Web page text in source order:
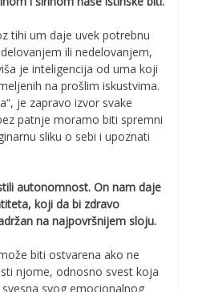
tihi um daje uvek potrebnu
ili nedelovanjem,
je inteligencija od uma koji
na prošlim iskustvima.
je zapravo izvor svake
patnje moramo biti spremni
sliku o sebi i upoznati
autonomnost. On nam daje
koji da bi zdravo
na najpovršnijem sloju.
biti ostvarena ako ne
njome, odnosno svest koja
svog emocionalnog